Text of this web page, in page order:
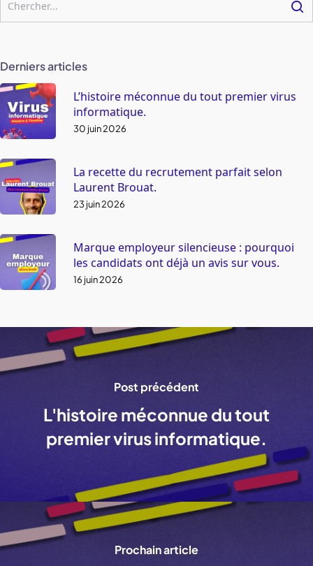
Derniers articles
L’histoire méconnue du tout premier virus
informatique.
30 juin 2026
La recette du recrutement parfait selon
Laurent Brouat.
23 juin 2026
Marque employeur silencieuse : pourquoi
les candidats ont déjà un avis sur vous.
16 juin 2026
Post précédent
L'histoire méconnue du tout
premier virus informatique.
Prochain article